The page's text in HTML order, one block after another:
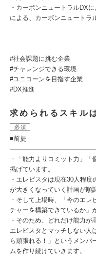
・カーボンニュートラルDX
による、カーボンニュートラ
#社会課題に挑む企業
#チャレンジできる環境
#ユニコーンを⽬指す企業
#DX推進
求められるスキル
必須
■前提
・「能力よりコミット力」
掲げています。
・エレビスタは現在30人程
が大きくなっていく計画が順
・そして上場時、「今のエ
チャーを構築できているか」
・そのため、どれだけ能力
エレビスタとマッチしない人
ら頑張れる！」というメンバ
ムを作り続けていきます。